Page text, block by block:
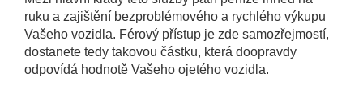
ruku a zajištění bezproblémového a rychlého výkupu
Vašeho vozidla. Férový přístup je zde samozřejmostí,
dostanete tedy takovou částku, která doopravdy
odpovídá hodnotě Vašeho ojetého vozidla.